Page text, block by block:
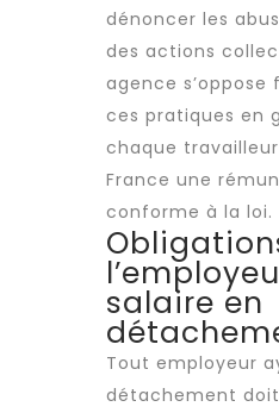
dénoncer les
des actions
agence
ces pratiques en
chaque
France une
conforme à la loi.
salaire en
Tout employeur
détachement